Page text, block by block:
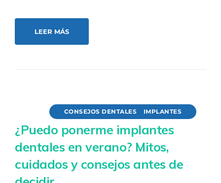
LEER MÁS
CONSEJOS DENTALES IMPLANTES
¿Puedo ponerme implantes
dentales en verano? Mitos,
cuidados y consejos antes de